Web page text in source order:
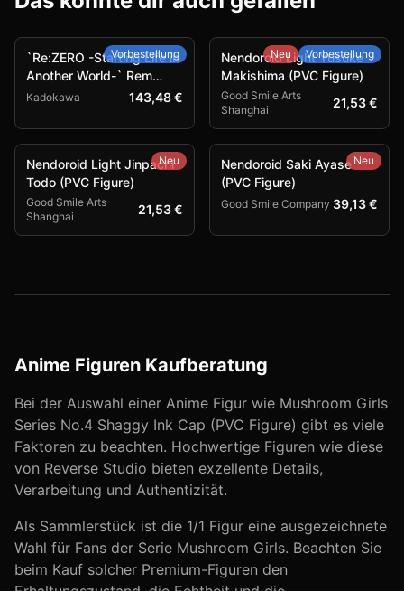
Vorbestellung
`Re:ZERO -Starting Life in
Another World-` Rem
Combat Outfit Ver. (PVC
Kadokawa 143,48 €
Neu Vorbestellung
Nendoroid Light Yusuke
Makishima (PVC Figure)
Good Smile Arts
Shanghai
21,53 €
Neu
Nendoroid Light Jinpachi
Todo (PVC Figure)
Good Smile Arts
Shanghai
21,53 €
Neu
Nendoroid Saki Ayase
(PVC Figure)
Good Smile Company 39,13 €
Anime Figuren Kaufberatung
Bei der Auswahl einer Anime Figur wie Mushroom Girls
Series No.4 Shaggy Ink Cap (PVC Figure) gibt es viele
Faktoren zu beachten. Hochwertige Figuren wie diese
von Reverse Studio bieten exzellente Details,
Verarbeitung und Authentizität.
Als Sammlerstück ist die 1/1 Figur eine ausgezeichnete
Wahl für Fans der Serie Mushroom Girls. Beachten Sie
beim Kauf solcher Premium-Figuren den